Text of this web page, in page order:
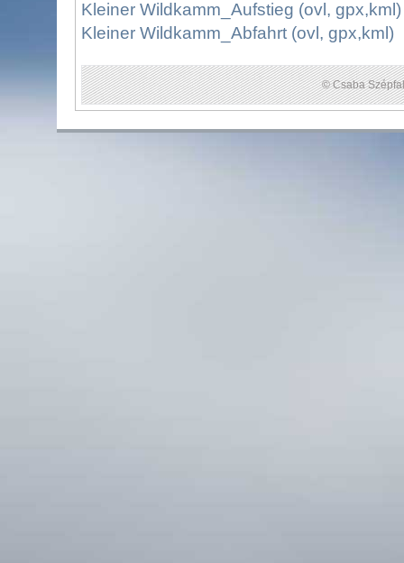
Kleiner Wildkamm_Aufstieg (ovl, gpx,kml)
Kleiner Wildkamm_Abfahrt (ovl, gpx,kml)
© Csaba